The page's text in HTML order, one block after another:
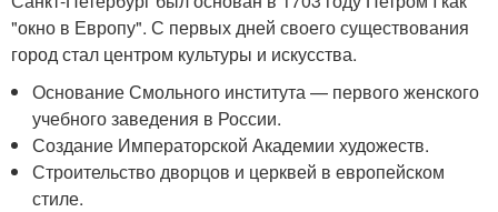
"окно в Европу". С первых дней своего существования
город стал центром культуры и искусства.
Основание Смольного института — первого женского
учебного заведения в России.
Создание Императорской Академии художеств.
Строительство дворцов и церквей в европейском
стиле.